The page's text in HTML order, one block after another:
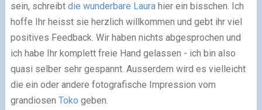
sein, schreibt die wunderbare Laurahier ein bisschen. Ich
hoffe Ihr heisst sie herzlich willkommen und gebt ihr viel
positives Feedback. Wir haben nichts abgesprochen und
ich habe Ihr komplett freie Hand gelassen - ich bin also
quasi selber sehr gespannt. Ausserdem wird es vielleicht
die ein oder andere fotografische Impression vom
grandiosen Toko geben.